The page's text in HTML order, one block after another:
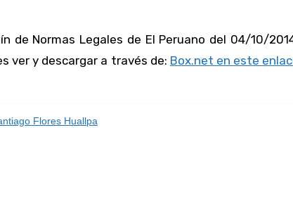
de Normas Legales de El Peruano del 04/10/
ver y descargar a través de: Box.net en este
Flores Huallpa